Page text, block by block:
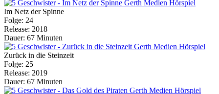
Im Netz der Spinne
Folge: 24
Release: 2018
Dauer: 67 Minuten
Zurück in die Steinzeit
Folge: 25
Release: 2019
Dauer: 67 Minuten